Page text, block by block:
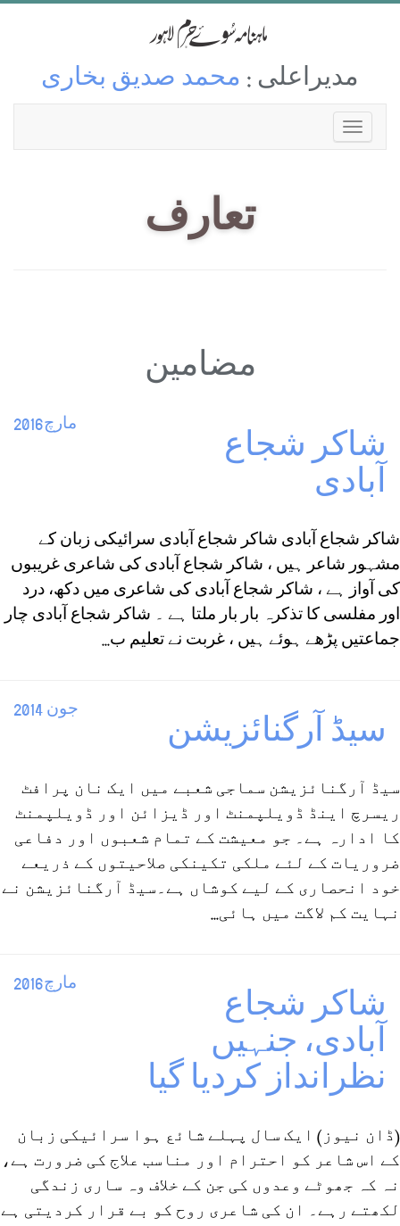
مدیراعلی : محمد صدیق بخاری
تعارف
مضامین
مارچ2016
شاکر شجاع
آبادی
شاکر شجاع آبادی شاکر شجاع آبادی سرائیکی زبان کے
مشہور شاعر ہیں ، شاکر شجاع آبادی کی شاعری غریبوں
کی آواز ہے ، شاکر شجاع آبادی کی شاعری میں دکھ، درد
اور مفلسی کا تذکرہ بار بار ملتا ہے ۔ شاکر شجاع آبادی چار
جماعتیں پڑھے ہوئے ہیں ، غربت نے تعلیم ب...
جون 2014
سیڈ آرگنائزیشن
سیڈ آرگنائزیشن سماجی شعبے میں ایک نان پرافٹ
ریسرچ اینڈ ڈویلپمنٹ اور ڈیزائن اور ڈویلپمنٹ
کا ادارہ ہے۔ جو معیشت کے تمام شعبوں اور دفاعی
ضروریات کے لئے ملکی تکینکی صلاحیتوں کے ذریعے
خود انحصاری کے لیے کوشاں ہے۔سیڈ آرگنائزیشن نے
نہایت کم لاگت میں ہائی...
مارچ2016
شاکر شجاع
آبادی، جنہیں
نظرانداز کردیا گیا
(ڈان نیوز) ایک سال پہلے شائع ہوا سرائیکی زبان
کے اس شاعر کو احترام اور مناسب علاج کی ضرورت ہے،
نہ کہ جھوٹے وعدوں کی جن کے خلاف وہ ساری زندگی
لکھتے رہے۔ ان کی شاعری روح کو بے قرار کردیتی ہے